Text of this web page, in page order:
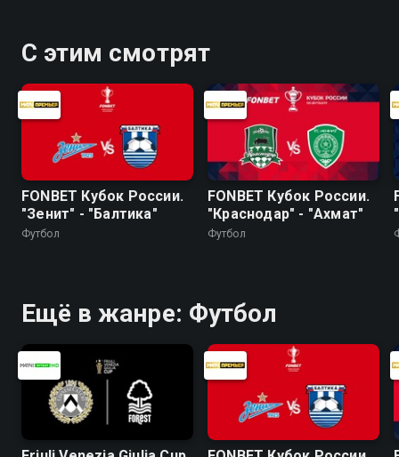
С этим смотрят
FONBET Кубок России.
"Зенит" - "Балтика"
Футбол
FONBET Кубок России.
"Краснодар" - "Ахмат"
Футбол
Ещё в жанре: Футбол